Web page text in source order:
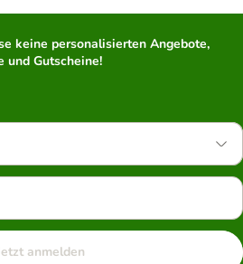
keine personalisierten Angebote,
und Gutscheine!
anmelden